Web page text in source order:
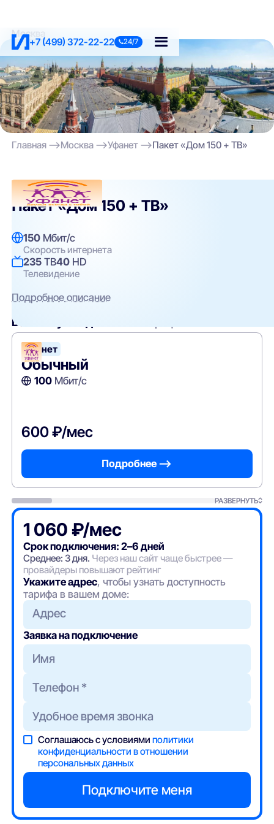
+7 (499) 372-22-22 24/7
Москва
Главная Москва Уфанет Пакет «Дом 150 + ТВ»
Уфанет
Пакет «Дом 150 + ТВ»
150 Мбит/с
Скорость интернета
235 ТВ40 HD
Телевидение
Подробное описание
Вам могут подойти
Уфанет
Обычный
100Мбит/с
600 ₽/мес
Подробнее —>
РАЗВЕРНУТЬ
1 060 ₽/мес
Срок подключения: 2–6 дней
Среднее: 3 дня. Через наш сайт чаще быстрее —
провайдеры повышают рейтинг
Укажите адрес, чтобы узнать доступность
тарифа в вашем доме:
Адрес
Заявка на подключение
Соглашаюсь с условиямиполитики
конфиденциальности в отношении
персональных данных